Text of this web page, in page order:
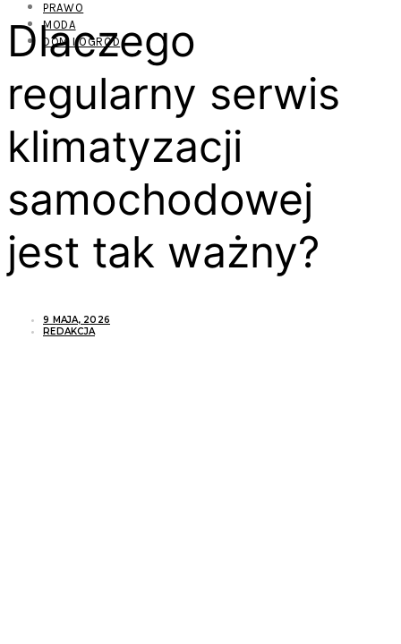
PRAWO
MODA
DOM I OGRÓD
Dlaczego
regularny serwis
klimatyzacji
samochodowej
jest tak ważny?
9 MAJA, 2026
REDAKCJA